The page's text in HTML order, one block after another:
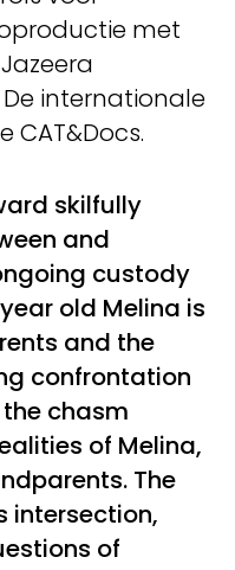
met
internationale
CAT&Docs.
skilfully
and
custody
old Melina is
and the
confrontation
chasm
of Melina,
The
intersection,
of